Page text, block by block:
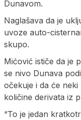
Dunavom.
Naglašava da je
uvoze auto-
skupo.
Mićović ističe da je
se nivo Dunava
očekuje i da će
količine derivata iz
“To je jedan